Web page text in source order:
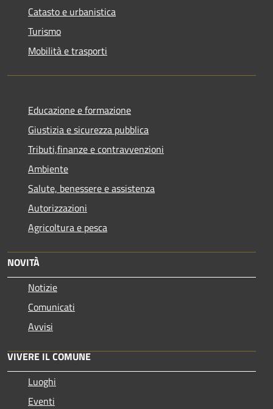
Catasto e urbanistica
Turismo
Mobilità e trasporti
Educazione e formazione
Giustizia e sicurezza pubblica
Tributi,finanze e contravvenzioni
Ambiente
Salute, benessere e assistenza
Autorizzazioni
Agricoltura e pesca
NOVITÀ
Notizie
Comunicati
Avvisi
VIVERE IL COMUNE
Luoghi
Eventi